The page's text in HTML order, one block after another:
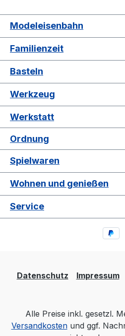
Modeleisenbahn
Familienzeit
Basteln
Werkzeug
Werkstatt
Ordnung
Spielwaren
Wohnen und genießen
Service
Datenschutz Impressum
Alle Preise inkl. gesetzl.
Versandkostenund ggf.